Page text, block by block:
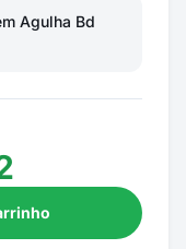
Agulha Bd